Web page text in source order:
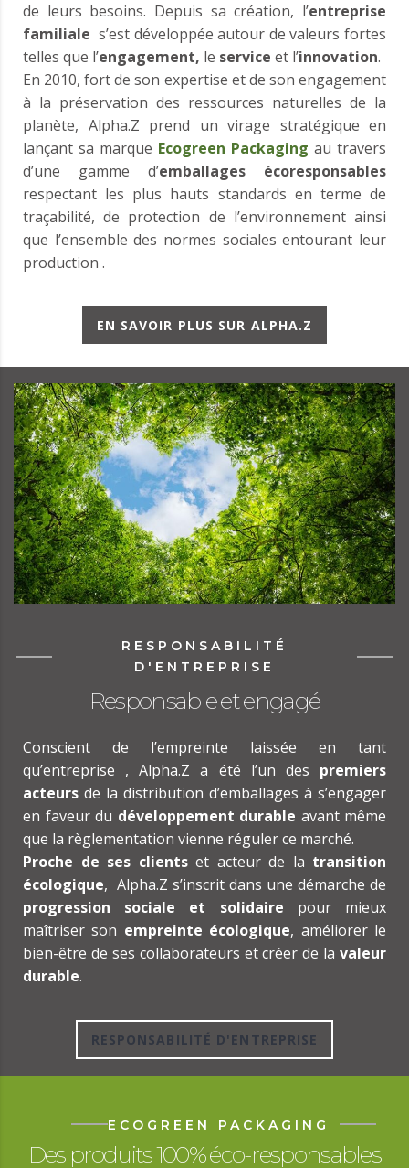
de leurs besoins. Depuis sa création, l’entreprise
familiale s’est développée autour de valeurs fortes
telles que l’engagement, le service et l’innovation.
En 2010, fort de son expertise et de son engagement
à la préservation des ressources naturelles de la
planète, Alpha.Z prend un virage stratégique en
lançant sa marque Ecogreen Packaging au travers
d’une gamme d’emballages écoresponsables
respectant les plus hauts standards en terme de
traçabilité, de protection de l’environnement ainsi
que l’ensemble des normes sociales entourant leur
production .
EN SAVOIR PLUS SUR ALPHA.Z
RESPONSABILITÉ
D'ENTREPRISE
Responsable et engagé
Conscient de l’empreinte laissée en tant
qu’entreprise , Alpha.Z a été l’un des premiers
acteurs de la distribution d’emballages à s’engager
en faveur du développement durable avant même
que la règlementation vienne réguler ce marché.
Proche de ses clientset acteur de la transition
écologique, Alpha.Z s’inscrit dans une démarche de
progression sociale et solidaire pour mieux
maîtriser son empreinte écologique, améliorer le
bien-être de ses collaborateurs et créer de la valeur
durable.
RESPONSABILITÉ D'ENTREPRISE
ECOGREEN PACKAGING
Des produits 100% éco-responsables